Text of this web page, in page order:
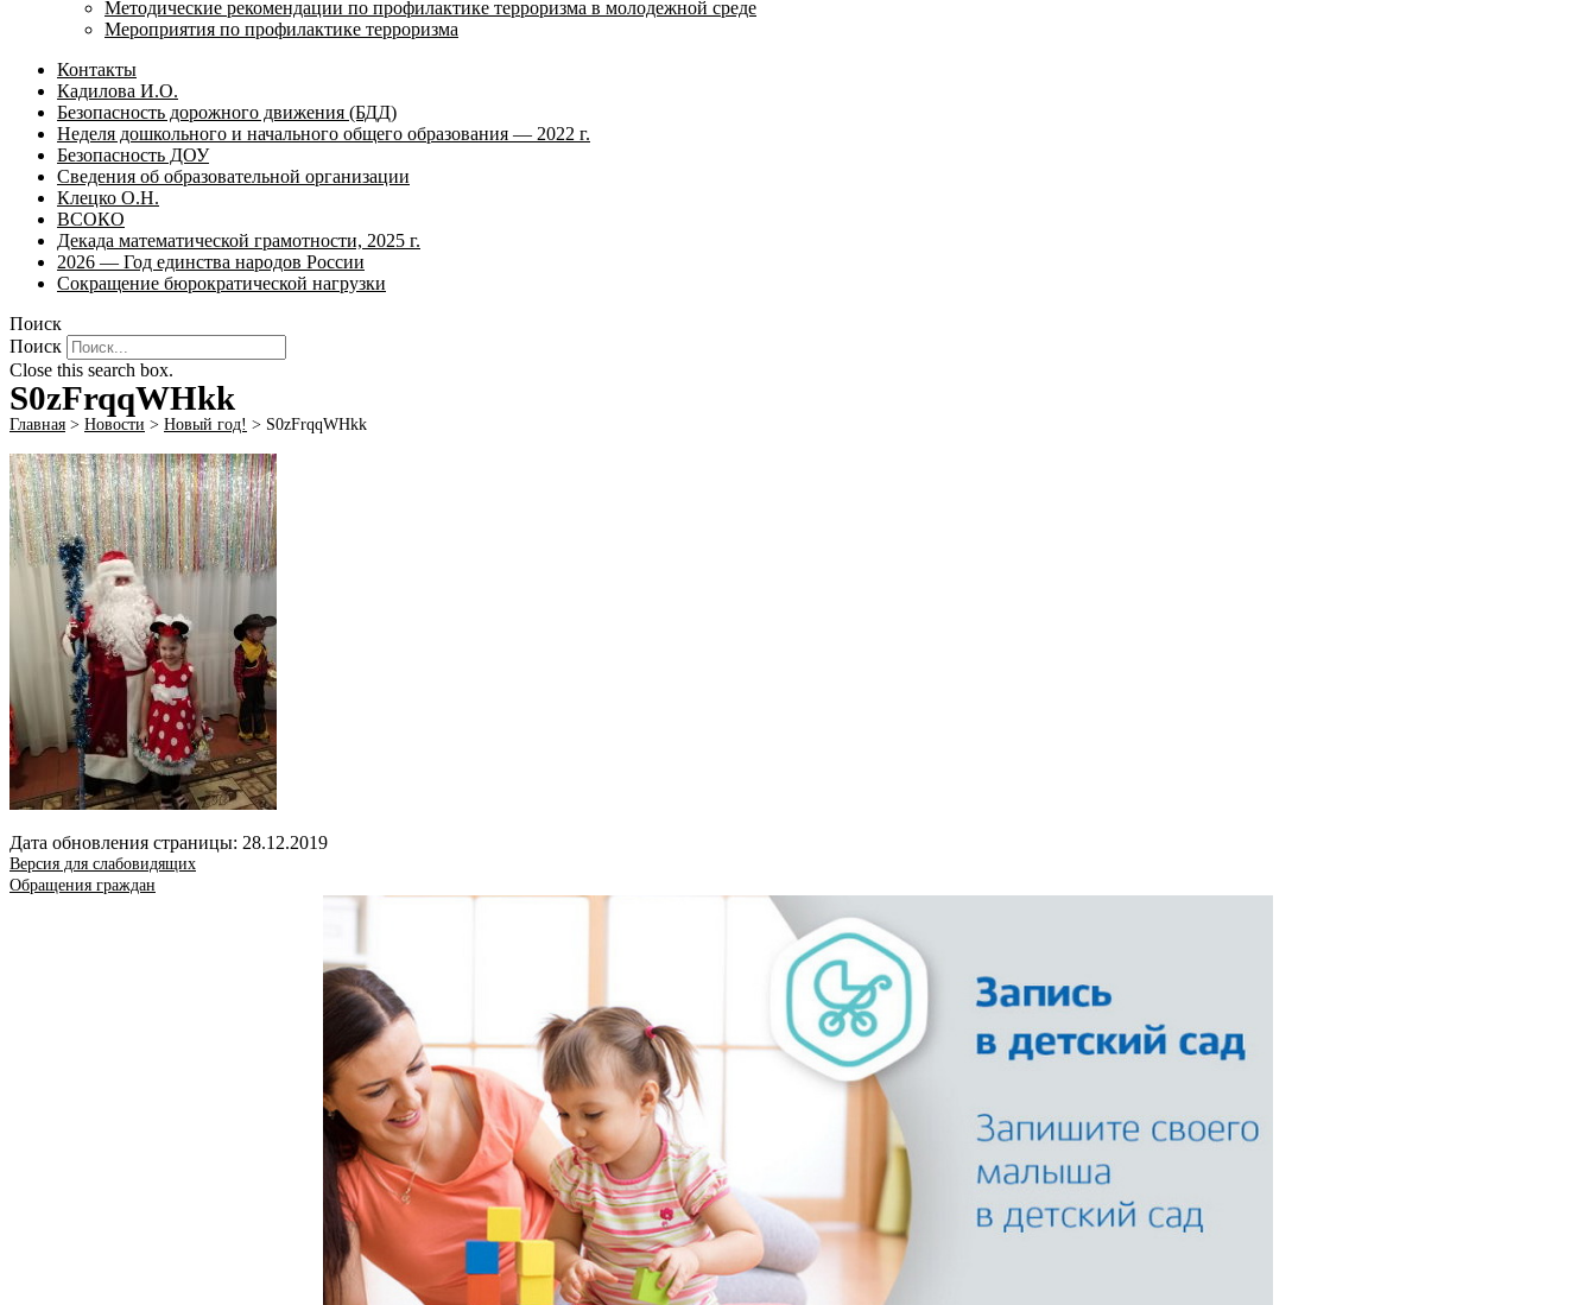
Методические рекомендации по профилактике терроризма в молодежной среде
Мероприятия по профилактике терроризма
Контакты
Кадилова И.О.
Безопасность дорожного движения (БДД)
Неделя дошкольного и начального общего образования — 2022 г.
Безопасность ДОУ
Сведения об образовательной организации
Клецко О.Н.
ВСОКО
Декада математической грамотности, 2025 г.
2026 — Год единства народов России
Сокращение бюрократической нагрузки
Поиск
Поиск
Close this search box.
S0zFrqqWHkk
Главная > Новости > Новый год! > S0zFrqqWHkk
Дата обновления страницы: 28.12.2019
Версия для слабовидящих
Обращения граждан